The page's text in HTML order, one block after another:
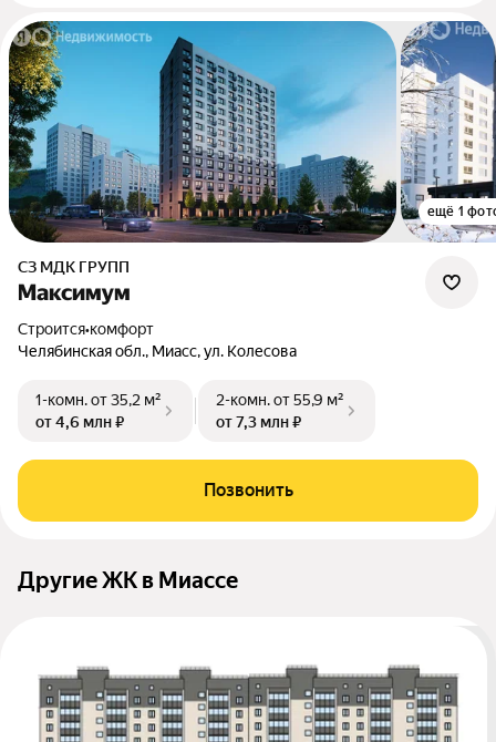
ещё 1
СЗ МДК ГРУПП
Максимум
Строится•комфорт
Челябинская обл., Миасс, ул. Колесова
1-комн.от 35,2 м²
от 4,6 млн ₽
2-комн.от 55,9 м²
от 7,3 млн ₽
Позвонить
Другие ЖК в Миассе